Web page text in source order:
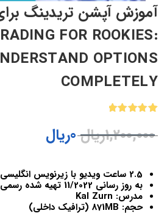
آموزش آپشن تریدینگ
FOR ROOKIES:
OPTIONS
COMPLETELY
از 5
در
1,200,000ریال 0ریال
2.5 ساعت ویدیو با زیرنویس انگلیسی و کیفیت 1080
به روز رسانی 11/2022 تهیه شده رسمی یودمی ایران
مدرس: Kal Zurn
حجم: 871MB (ترافیک داخلی)